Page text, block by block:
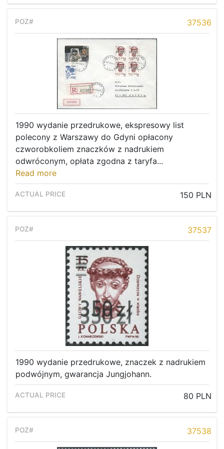
37536
1990 wydanie przedrukowe, ekspresowy list
polecony z Warszawy do Gdyni opłacony
czworobkoliem znaczków z nadrukiem
odwróconym, opłata zgodna z taryfa...
Read more
150 PLN
37537
1990 wydanie przedrukowe, znaczek z nadrukiem
podwójnym, gwarancja Jungjohann.
80 PLN
37538